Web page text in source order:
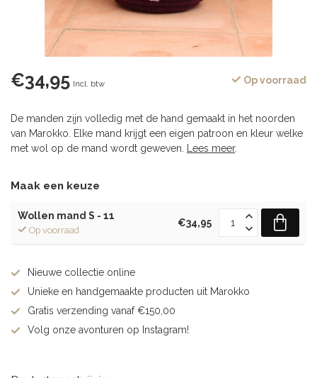
€34,95 Incl. btw Op voorraad
De manden zijn volledig met de hand gemaakt in het noorden
van Marokko. Elke mand krijgt een eigen patroon en kleur welke
met wol op de mand wordt geweven. Lees meer.
Maak een keuze
Wollen mand S - 11
Op voorraad
€34,95
Nieuwe collectie online
Unieke en handgemaakte producten uit Marokko
Gratis verzending vanaf €150,00
Volg onze avonturen op Instagram!